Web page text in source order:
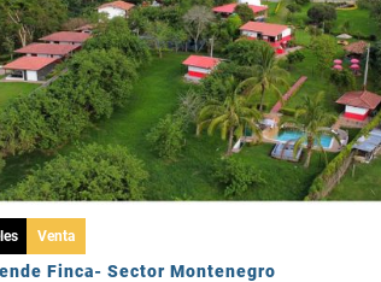
Venta
Finca- Sector Montenegro